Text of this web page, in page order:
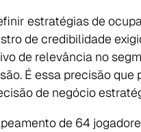
estratégias de
de credibilidade
de relevância no
É essa precisão
de negócio
de 64